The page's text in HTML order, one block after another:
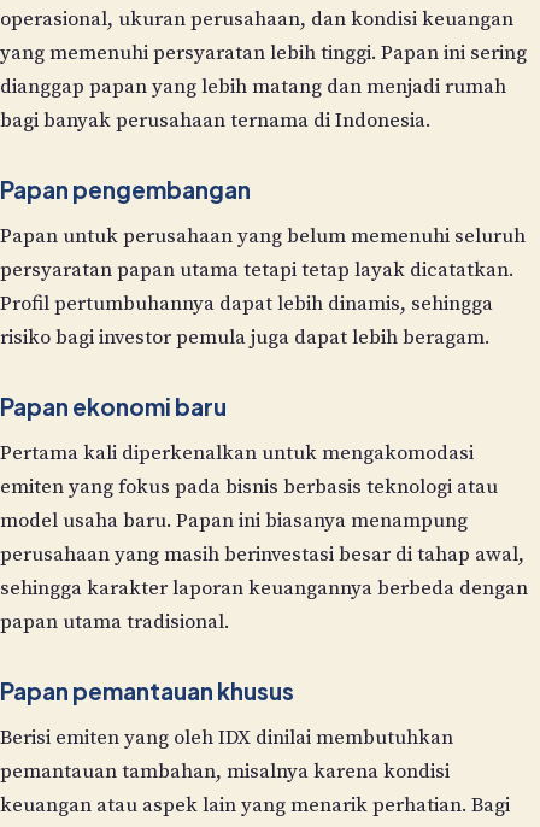
operasional, ukuran perusahaan, dan kondisi keuangan
yang memenuhi persyaratan lebih tinggi. Papan ini sering
dianggap papan yang lebih matang dan menjadi rumah
bagi banyak perusahaan ternama di Indonesia.
Papan pengembangan
Papan untuk perusahaan yang belum memenuhi seluruh
persyaratan papan utama tetapi tetap layak dicatatkan.
Profil pertumbuhannya dapat lebih dinamis, sehingga
risiko bagi investor pemula juga dapat lebih beragam.
Papan ekonomi baru
Pertama kali diperkenalkan untuk mengakomodasi
emiten yang fokus pada bisnis berbasis teknologi atau
model usaha baru. Papan ini biasanya menampung
perusahaan yang masih berinvestasi besar di tahap awal,
sehingga karakter laporan keuangannya berbeda dengan
papan utama tradisional.
Papan pemantauan khusus
Berisi emiten yang oleh IDX dinilai membutuhkan
pemantauan tambahan, misalnya karena kondisi
keuangan atau aspek lain yang menarik perhatian. Bagi